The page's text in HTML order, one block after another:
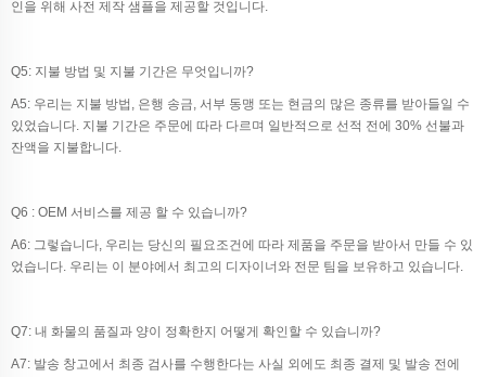
인을 위해 사전 제작 샘플을 제공할 것입니다.
Q5: 지불 방법 및 지불 기간은 무엇입니까?
A5: 우리는 지불 방법, 은행 송금, 서부 동맹 또는 현금의 많은 종류를 받아들일 수
있었습니다. 지불 기간은 주문에 따라 다르며 일반적으로 선적 전에 30% 선불과
잔액을 지불합니다.
Q6 : OEM 서비스를 제공 할 수 있습니까?
A6: 그렇습니다, 우리는 당신의 필요조건에 따라 제품을 주문을 받아서 만들 수 있
었습니다. 우리는 이 분야에서 최고의 디자이너와 전문 팀을 보유하고 있습니다.
Q7: 내 화물의 품질과 양이 정확한지 어떻게 확인할 수 있습니까?
A7: 발송 창고에서 최종 검사를 수행한다는 사실 외에도 최종 결제 및 발송 전에